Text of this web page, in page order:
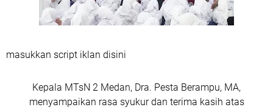
masukkan script iklan disini
Kepala MTsN 2 Medan, Dra. Pesta Berampu, MA,
menyampaikan rasa syukur dan terima kasih atas